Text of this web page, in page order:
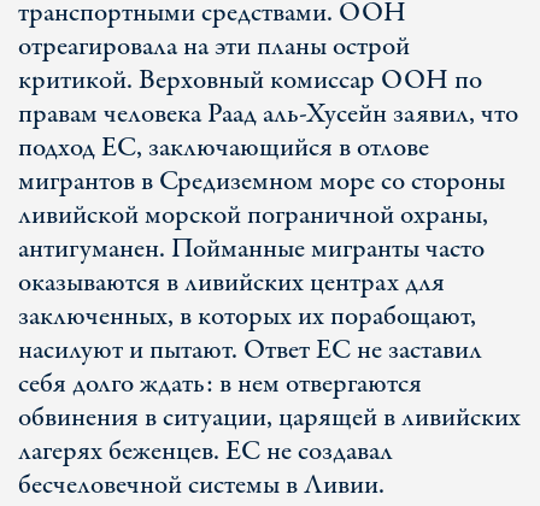
транспортными средствами. ООН
отреагировала на эти планы острой
критикой. Верховный комиссар ООН по
правам человека Раад аль-Хусейн заявил, что
подход ЕС, заключающийся в отлове
мигрантов в Средиземном море со стороны
ливийской морской пограничной охраны,
антигуманен. Пойманные мигранты часто
оказываются в ливийских центрах для
заключенных, в которых их порабощают,
насилуют и пытают. Ответ ЕС не заставил
себя долго ждать: в нем отвергаются
обвинения в ситуации, царящей в ливийских
лагерях беженцев. ЕС не создавал
бесчеловечной системы в Ливии.